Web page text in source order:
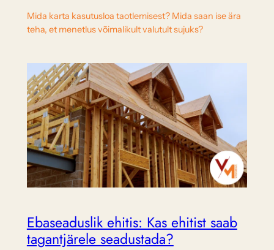
Mida karta kasutusloa taotlemisest? Mida saan ise ära
teha, et menetlus võimalikult valutult sujuks?
Ebaseaduslik ehitis: Kas ehitist saab
tagantjärele seadustada?